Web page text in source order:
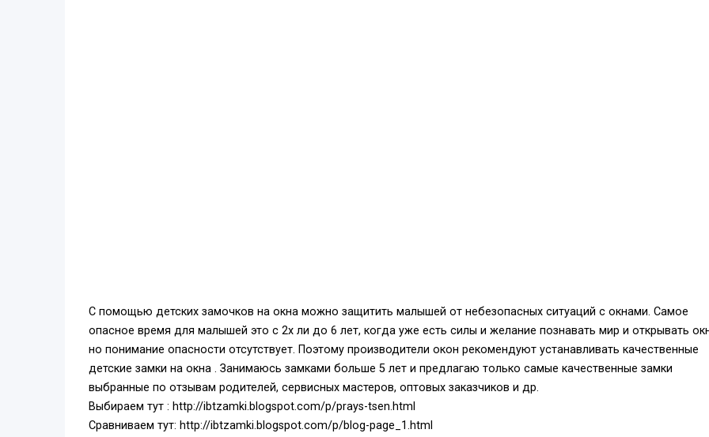
С помощью детских замочков на окна можно защитить малышей от небезопасных ситуаций с окнами. Самое
опасное время для малышей это с 2х ли до 6 лет, когда уже есть силы и желание познавать мир и открывать
но понимание опасности отсутствует. Поэтому производители окон рекомендуют устанавливать качественные
детские замки на окна . Занимаюсь замками больше 5 лет и предлагаю только самые качественные замки
выбранные по отзывам родителей, сервисных мастеров, оптовых заказчиков и др.
Выбираем тут : http://ibtzamki.blogspot.com/p/prays-tsen.html
Сравниваем тут: http://ibtzamki.blogspot.com/p/blog-page_1.html